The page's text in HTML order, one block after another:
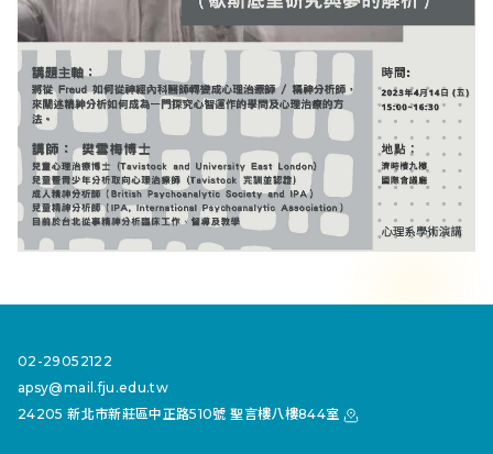
02-29052122
apsy@mail.fju.edu.tw
24205 新北市新莊區中正路510號 聖言樓八樓844室